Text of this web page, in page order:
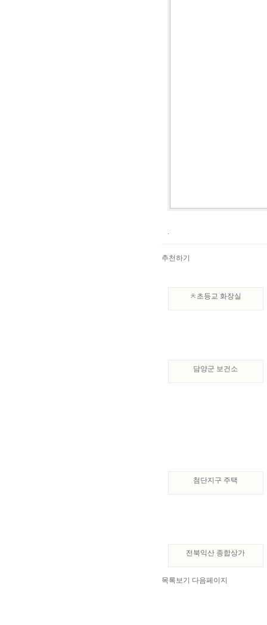
.
추천하기
ㅊ초등교 화장실
담양군 보건소
첨단지구 주택
전북익산 종합상가
목록보기 다음페이지